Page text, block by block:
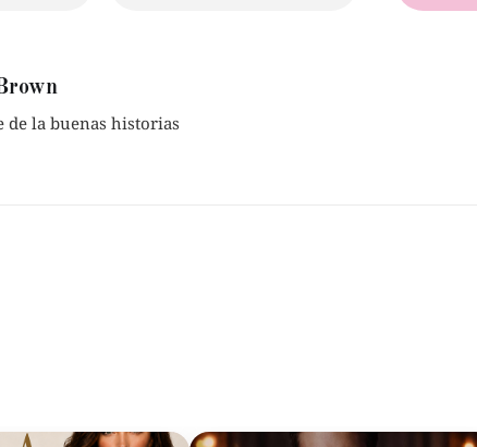
de la buenas historias